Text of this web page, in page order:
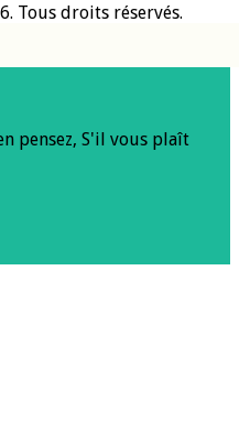
Tous droits réservés.
pensez, S'il vous plaît